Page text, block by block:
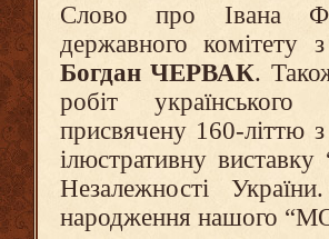
Слово про Івана
державного комітету
Богдан ЧЕРВАК.
робіт
присвячену 160-літтю
ілюстративну
Незалежності
народження нашого